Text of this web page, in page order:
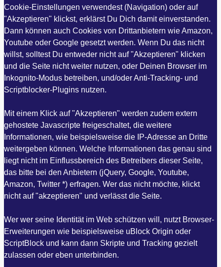
Cookie-Einstellungen verwendest (Navigation) oder auf
"Akzeptieren" klickst, erklärst Du Dich damit einverstanden.
Dann können auch Cookies von Drittanbietern wie Amazon,
Youtube oder Google gesetzt werden. Wenn Du das nicht
willst, solltest Du entweder nicht auf "Akzeptieren" klicken
und die Seite nicht weiter nutzen, oder Deinen Browser im
Inkognito-Modus betreiben, und/oder Anti-Tracking- und
Scriptblocker-Plugins nutzen.
Mit einem Klick auf "Akzeptieren" werden zudem extern
gehostete Javascripte freigeschaltet, die weitere
Informationen, wie beispielsweise die IP-Adresse an Dritte
weitergeben können. Welche Informationen das genau sind
liegt nicht im Einflussbereich des Betreibers dieser Seite,
das bitte bei den Anbietern (jQuery, Google, Youtube,
Amazon, Twitter *) erfragen. Wer das nicht möchte, klickt
nicht auf "akzeptieren" und verlässt die Seite.
Wer wer seine Identität im Web schützen will, nutzt Browser-
Erweiterungen wie beispielsweise uBlock Origin oder
ScriptBlock und kann dann Skripte und Tracking gezielt
zulassen oder eben unterbinden.